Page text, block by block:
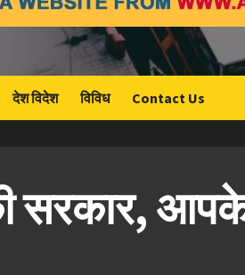
देश विदेश विविध Contact Us
आपके